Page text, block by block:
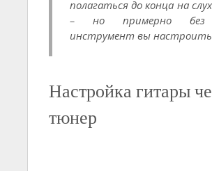
полагаться до конца на
– но примерно без
инструмент вы
Настройка гитары
тюнер